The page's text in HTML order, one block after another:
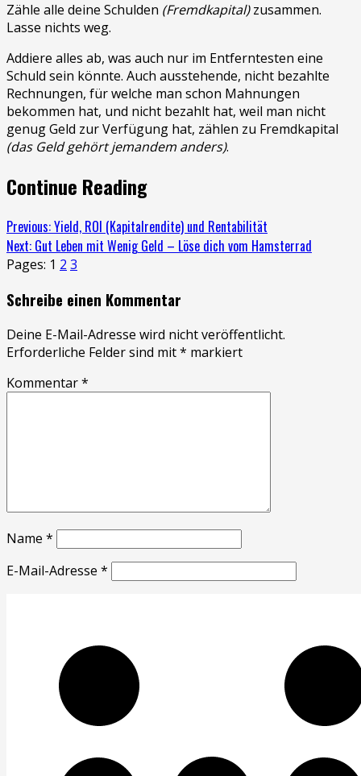
Zähle alle deine Schulden (Fremdkapital)zusammen.
Lasse nichts weg.
Addiere alles ab, was auch nur im Entferntesten eine
Schuld sein könnte. Auch ausstehende, nicht bezahlte
Rechnungen, für welche man schon Mahnungen
bekommen hat, und nicht bezahlt hat, weil man nicht
genug Geld zur Verfügung hat, zählen zu Fremdkapital
(das Geld gehört jemandem anders).
Continue Reading
Previous:Yield, ROI (Kapitalrendite) und Rentabilität
Next: Gut Leben mit Wenig Geld – Löse dich vom Hamsterrad
Pages: 1 2 3
Schreibe einen Kommentar
Deine E-Mail-Adresse wird nicht veröffentlicht.
Erforderliche Felder sind mit* markiert
Kommentar*
Name *
E-Mail-Adresse *